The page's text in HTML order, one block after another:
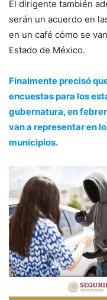
El dirigente también
serán un acuerdo en
en un café cómo se
Estado de México.
Finalmente precisó
encuestas para los
gubernatura, en
van a representar en
municipios.